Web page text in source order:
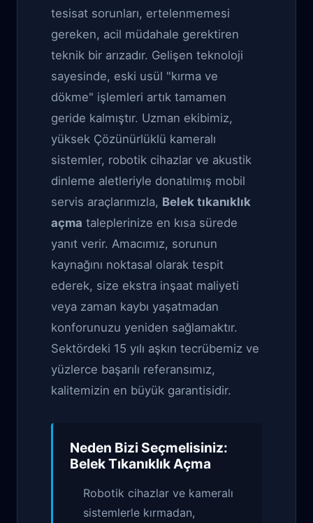
tesisat sorunları, ertelenmemesi
gereken, acil müdahale gerektiren
teknik bir arızadır. Gelişen teknoloji
sayesinde, eski usül "kırma ve
dökme" işlemleri artık tamamen
geride kalmıştır. Uzman ekibimiz,
yüksek Çözünürlüklü kameralı
sistemler, robotik cihazlar ve akustik
dinleme aletleriyle donatılmış mobil
servis araçlarımızla, Belek tıkanıklık
açma taleplerinize en kısa sürede
yanıt verir. Amacımız, sorunun
kaynağını noktasal olarak tespit
ederek, size ekstra inşaat maliyeti
veya zaman kaybı yaşatmadan
konforunuzu yeniden sağlamaktır.
Sektördeki 15 yılı aşkın tecrübemiz ve
yüzlerce başarılı referansımız,
kalitemizin en büyük garantisidir.
Neden Bizi Seçmelisiniz:
Belek Tıkanıklık Açma
Robotik cihazlar ve kameralı
sistemlerle kırmadan,